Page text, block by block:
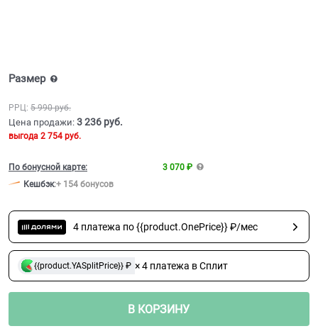
Размер
РРЦ: 5 990 руб.
Цена продажи: 3 236 руб.
выгода 2 754 руб.
По бонусной карте:
3 070 ₽
Кешбэк:+ 154 бонусов
4 платежа по {{product.OnePrice}} ₽/мес
{{product.YASplitPrice}} ₽ × 4 платежа в Сплит
В КОРЗИНУ